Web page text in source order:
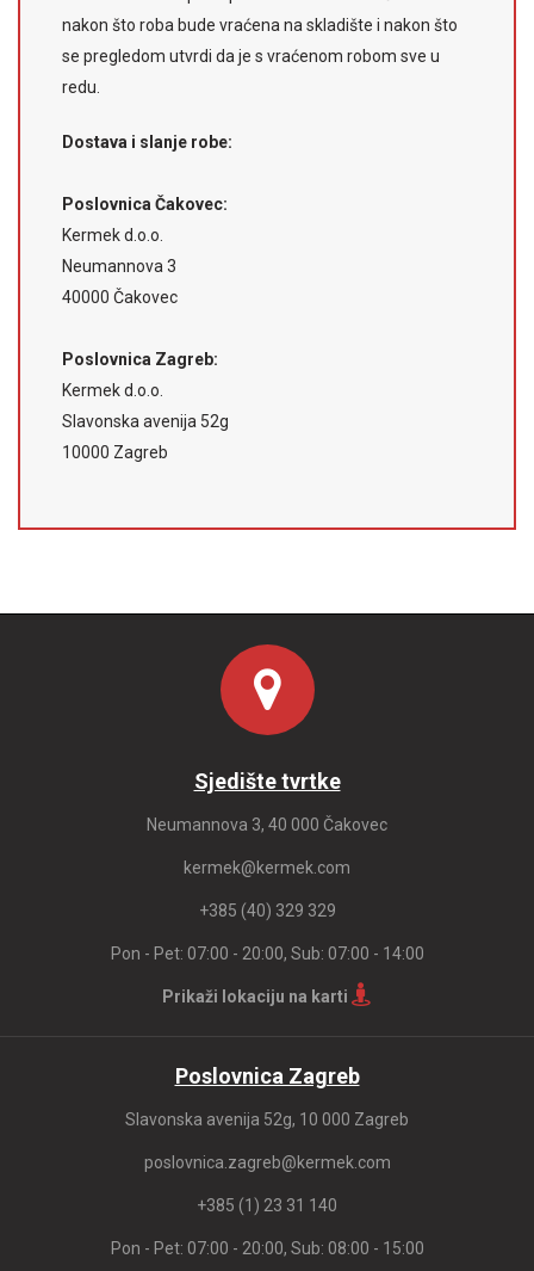
nakon što roba bude vraćena na skladište i nakon što
se pregledom utvrdi da je s vraćenom robom sve u
redu.
Dostava i slanje robe:
Poslovnica Čakovec:
Kermek d.o.o.
Neumannova 3
40000 Čakovec
Poslovnica Zagreb:
Kermek d.o.o.
Slavonska avenija 52g
10000 Zagreb
Sjedište tvrtke
Neumannova 3, 40 000 Čakovec
kermek@kermek.com
+385 (40) 329 329
Pon - Pet: 07:00 - 20:00, Sub: 07:00 - 14:00
Prikaži lokaciju na karti
Poslovnica Zagreb
Slavonska avenija 52g, 10 000 Zagreb
poslovnica.zagreb@kermek.com
+385 (1) 23 31 140
Pon - Pet: 07:00 - 20:00, Sub: 08:00 - 15:00